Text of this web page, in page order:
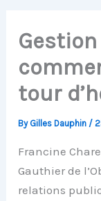
tour
By Gilles Dauphin /
Francine
Gauthier de
relations